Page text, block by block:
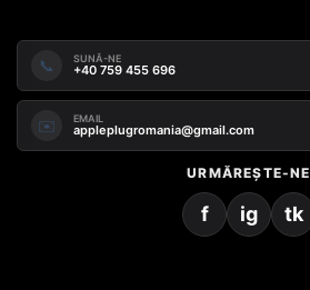
📞 SUNĂ-NE
+40 759 455 696
✉️ EMAIL
appleplugromania@gmail.com
URMĂREȘTE-NE
f ig tk